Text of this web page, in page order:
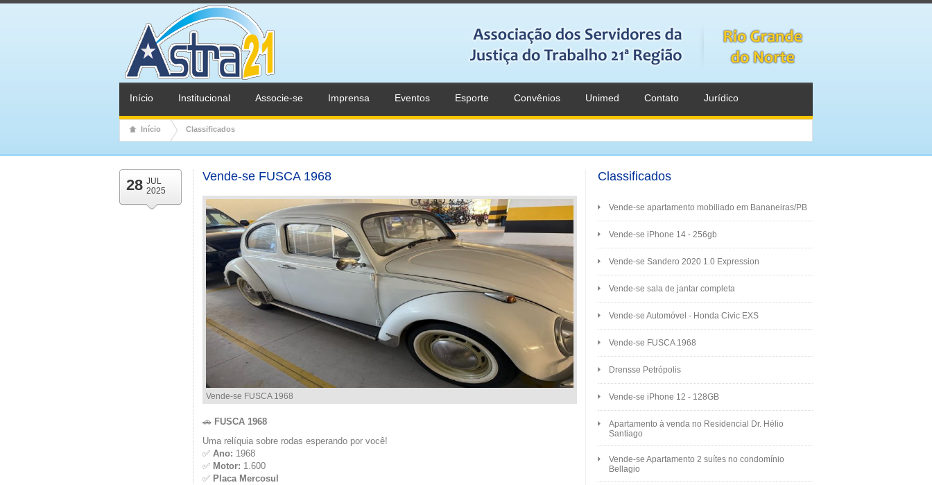
Início Institucional Associe-se Imprensa Eventos Esporte Convênios Unimed Contato Jurídico
Início Classificados
28 JUL
2025
Vende-se FUSCA 1968
Vende-se FUSCA 1968
🚗 FUSCA 1968
Uma relíquia sobre rodas esperando por você!
✅ Ano: 1968
✅ Motor: 1.600
✅ Placa Mercosul
Classificados
Vende-se apartamento mobiliado em Bananeiras/PB
Vende-se iPhone 14 - 256gb
Vende-se Sandero 2020 1.0 Expression
Vende-se sala de jantar completa
Vende-se Automóvel - Honda Civic EXS
Vende-se FUSCA 1968
Drensse Petrópolis
Vende-se iPhone 12 - 128GB
Apartamento à venda no Residencial Dr. Hélio
Santiago
Vende-se Apartamento 2 suítes no condomínio
Bellagio